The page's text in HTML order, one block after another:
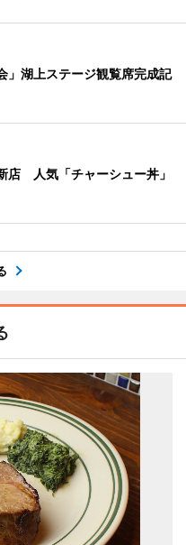
」湖上ステージ観覧席完成記
店 人気「チャーシュー丼」